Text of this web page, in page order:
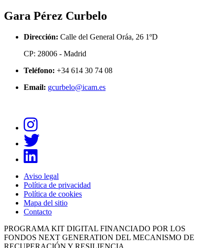
Gara Pérez Curbelo
Dirección: Calle del General Oráa, 26 1ºD
CP: 28006 - Madrid
Teléfono: +34 614 30 74 08
Email: gcurbelo@icam.es
Pie
página
Aviso legal
Política de privacidad
Política de cookies
Mapa del sitio
Contacto
PROGRAMA KIT DIGITAL FINANCIADO POR LOS
FONDOS NEXT GENERATION DEL MECANISMO DE
RECUPERACIÓN Y RESILIENCIA